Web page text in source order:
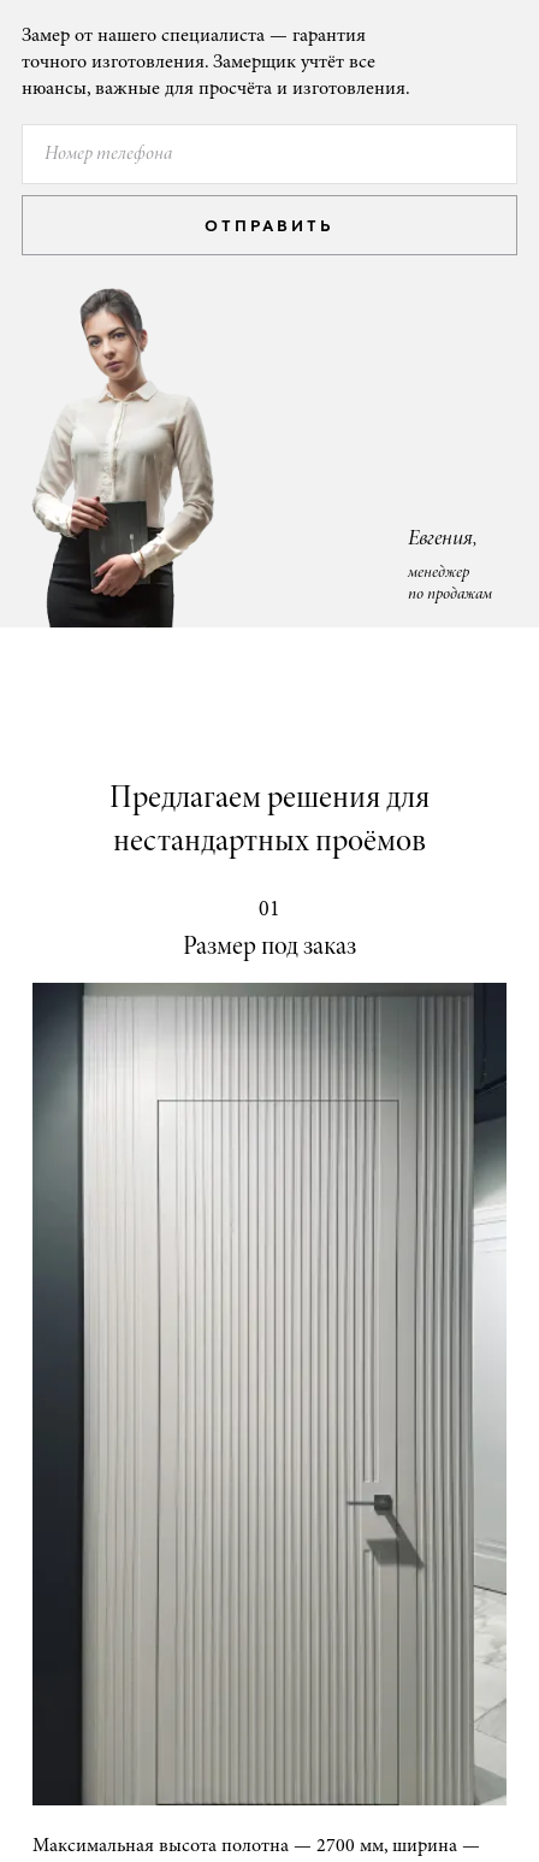
Замер от нашего специалиста — гарантия
точного изготовления. Замерщик учтёт все
нюансы, важные для просчёта и изготовления.
ОТПРАВИТЬ
Евгения,
менеджер
по продажам
Предлагаем решения для
нестандартных проёмов
01
Размер под заказ
Максимальная высота полотна — 2700 мм, ширина —